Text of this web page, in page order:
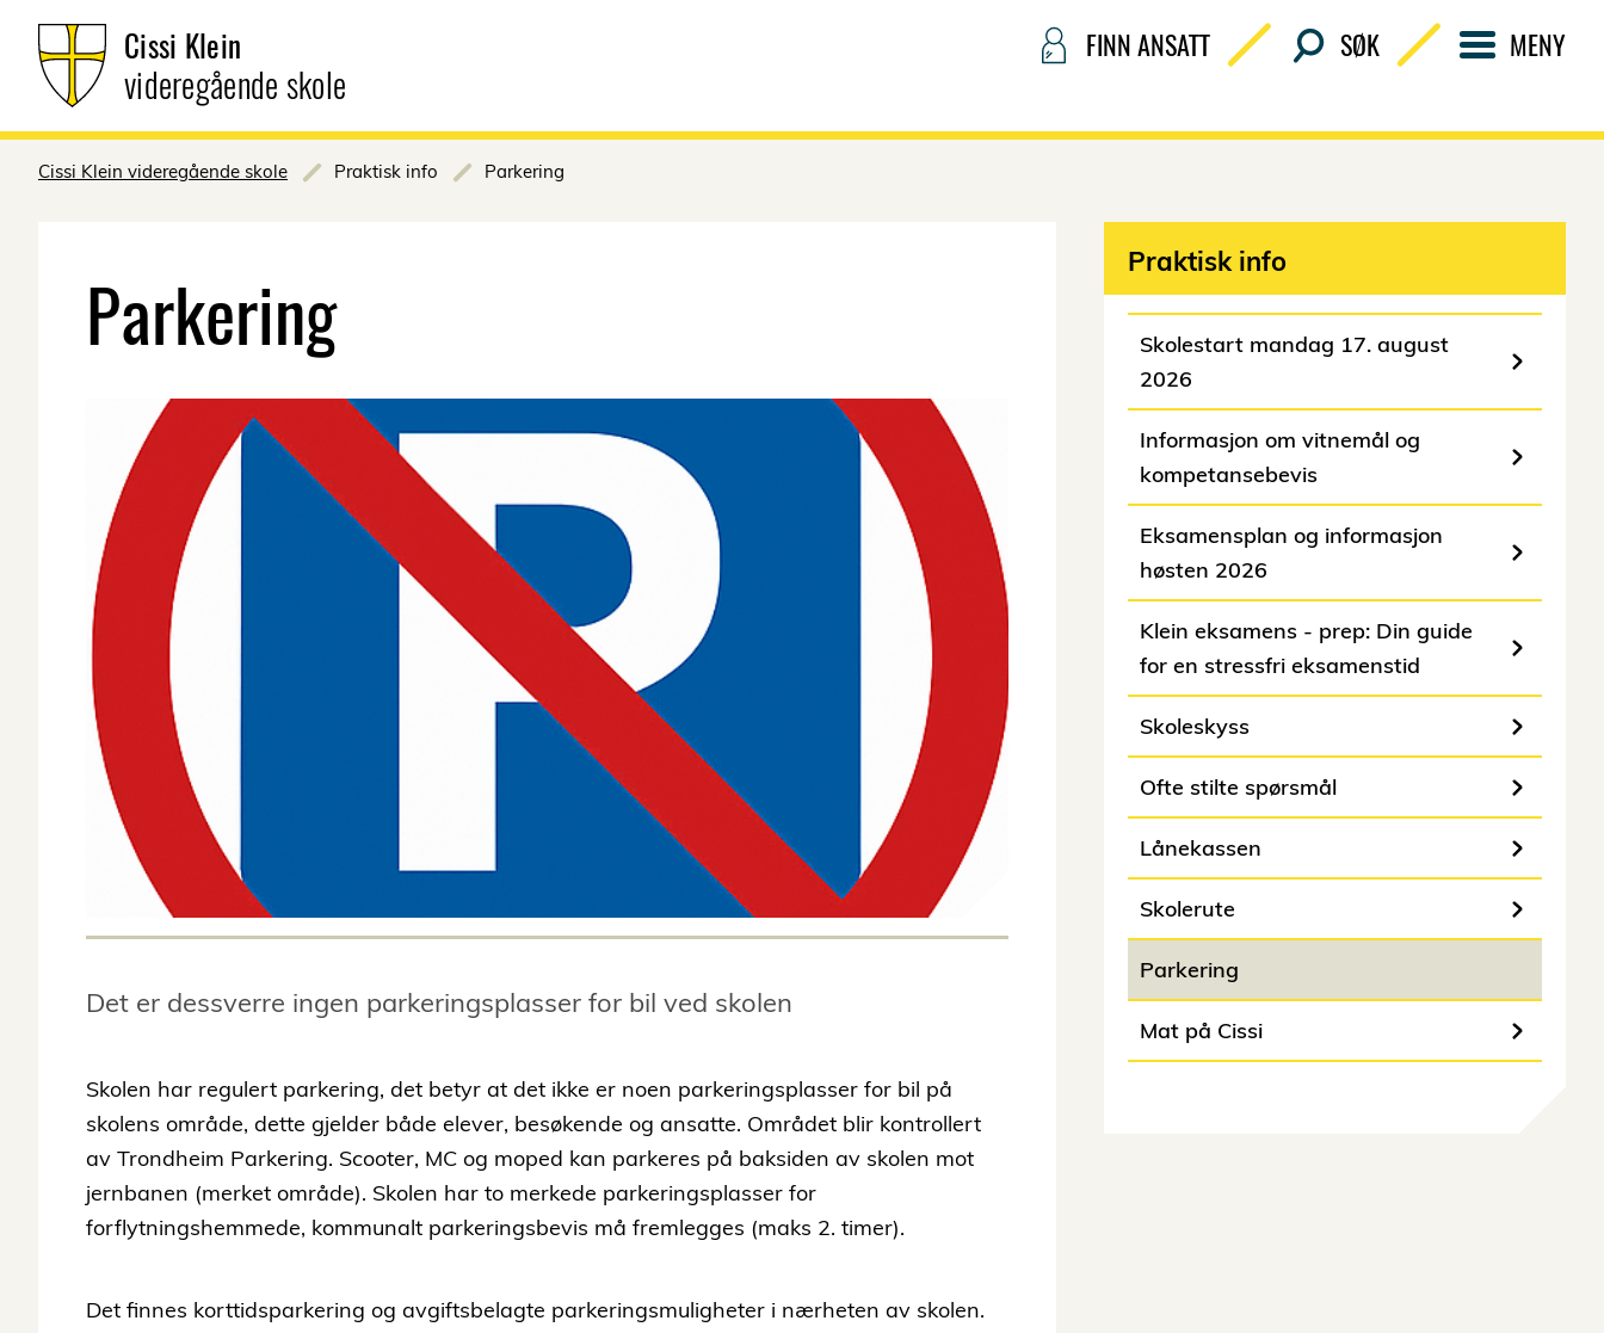
Cissi Klein
videregående skole
FINN ANSATT SØK MENY
Cissi Klein videregående skole Praktisk info Parkering
Parkering
Det er dessverre ingen parkeringsplasser for bil ved skolen
Skolen har regulert parkering, det betyr at det ikke er noen parkeringsplasser for bil på
skolens område, dette gjelder både elever, besøkende og ansatte. Området blir kontrollert
av Trondheim Parkering. Scooter, MC og moped kan parkeres på baksiden av skolen mot
jernbanen (merket område). Skolen har to merkede parkeringsplasser for
forflytningshemmede, kommunalt parkeringsbevis må fremlegges (maks 2. timer).
Det finnes korttidsparkering og avgiftsbelagte parkeringsmuligheter i nærheten av skolen.
Praktisk info
Skolestart mandag 17. august
2026
Informasjon om vitnemål og
kompetansebevis
Eksamensplan og informasjon
høsten 2026
Klein eksamens - prep: Din guide
for en stressfri eksamenstid
Skoleskyss
Ofte stilte spørsmål
Lånekassen
Skolerute
Parkering
Mat på Cissi